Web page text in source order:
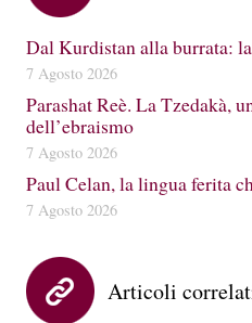
Dal Kurdistan alla burrata:
7 Agosto 2026
Parashat Reè. La Tzedakà,
dell’ebraismo
7 Agosto 2026
Paul Celan, la lingua ferita
7 Agosto 2026
Articoli